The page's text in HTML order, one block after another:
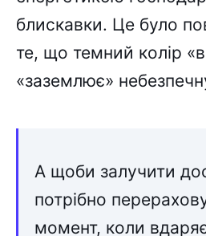
блискавки. Це було
те, що темний колір
«заземлює»
А щоби залучити
потрібно
момент, коли